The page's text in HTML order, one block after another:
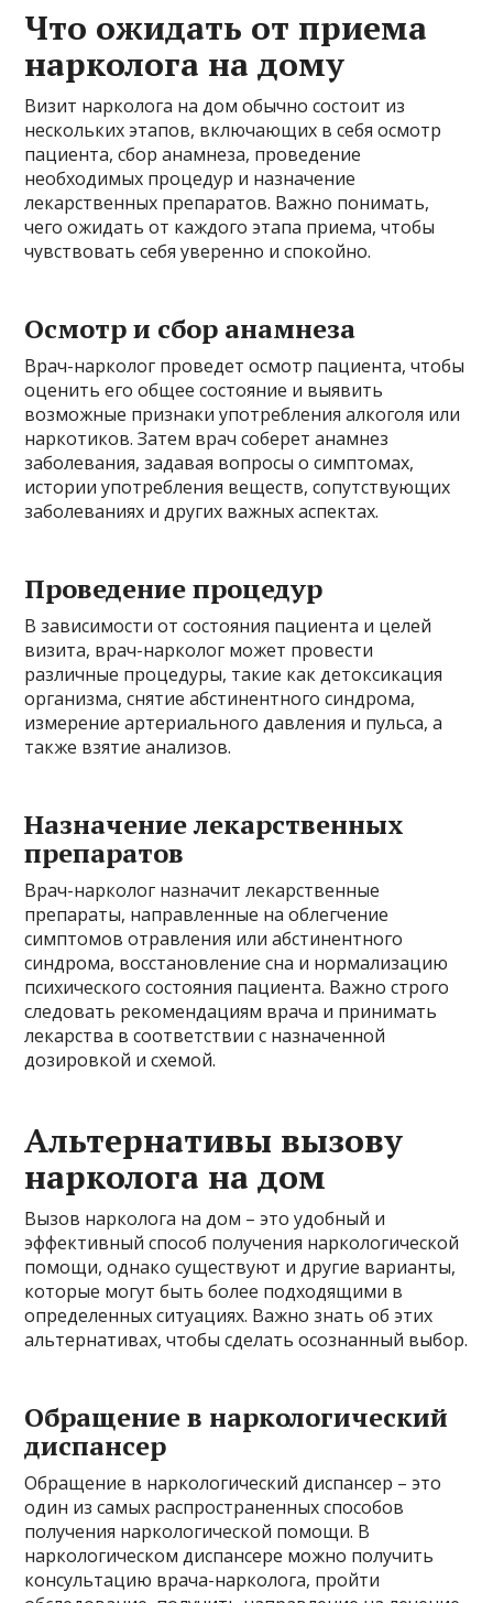
Что ожидать от приема
нарколога на дому
Визит нарколога на дом обычно состоит из
нескольких этапов, включающих в себя осмотр
пациента, сбор анамнеза, проведение
необходимых процедур и назначение
лекарственных препаратов. Важно понимать,
чего ожидать от каждого этапа приема, чтобы
чувствовать себя уверенно и спокойно.
Осмотр и сбор анамнеза
Врач-нарколог проведет осмотр пациента, чтобы
оценить его общее состояние и выявить
возможные признаки употребления алкоголя или
наркотиков. Затем врач соберет анамнез
заболевания, задавая вопросы о симптомах,
истории употребления веществ, сопутствующих
заболеваниях и других важных аспектах.
Проведение процедур
В зависимости от состояния пациента и целей
визита, врач-нарколог может провести
различные процедуры, такие как детоксикация
организма, снятие абстинентного синдрома,
измерение артериального давления и пульса, а
также взятие анализов.
Назначение лекарственных
препаратов
Врач-нарколог назначит лекарственные
препараты, направленные на облегчение
симптомов отравления или абстинентного
синдрома, восстановление сна и нормализацию
психического состояния пациента. Важно строго
следовать рекомендациям врача и принимать
лекарства в соответствии с назначенной
дозировкой и схемой.
Альтернативы вызову
нарколога на дом
Вызов нарколога на дом – это удобный и
эффективный способ получения наркологической
помощи, однако существуют и другие варианты,
которые могут быть более подходящими в
определенных ситуациях. Важно знать об этих
альтернативах, чтобы сделать осознанный выбор.
Обращение в наркологический
диспансер
Обращение в наркологический диспансер – это
один из самых распространенных способов
получения наркологической помощи. В
наркологическом диспансере можно получить
консультацию врача-нарколога, пройти